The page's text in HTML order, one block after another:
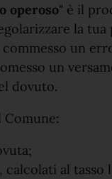
operoso" è il
la tua
un
un
dovuto.
Comune:
calcolati al tasso